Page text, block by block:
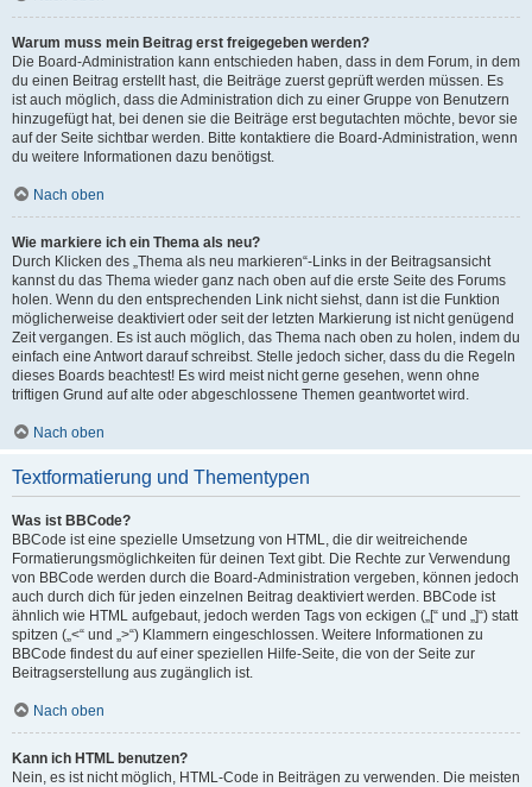
Warum muss mein Beitrag erst freigegeben werden?
Die Board-Administration kann entschieden haben, dass in dem Forum, in dem
du einen Beitrag erstellt hast, die Beiträge zuerst geprüft werden müssen. Es
ist auch möglich, dass die Administration dich zu einer Gruppe von Benutzern
hinzugefügt hat, bei denen sie die Beiträge erst begutachten möchte, bevor sie
auf der Seite sichtbar werden. Bitte kontaktiere die Board-Administration, wenn
du weitere Informationen dazu benötigst.
Nach oben
Wie markiere ich ein Thema als neu?
Durch Klicken des „Thema als neu markieren“-Links in der Beitragsansicht
kannst du das Thema wieder ganz nach oben auf die erste Seite des Forums
holen. Wenn du den entsprechenden Link nicht siehst, dann ist die Funktion
möglicherweise deaktiviert oder seit der letzten Markierung ist nicht genügend
Zeit vergangen. Es ist auch möglich, das Thema nach oben zu holen, indem du
einfach eine Antwort darauf schreibst. Stelle jedoch sicher, dass du die Regeln
dieses Boards beachtest! Es wird meist nicht gerne gesehen, wenn ohne
triftigen Grund auf alte oder abgeschlossene Themen geantwortet wird.
Nach oben
Textformatierung und Thementypen
Was ist BBCode?
BBCode ist eine spezielle Umsetzung von HTML, die dir weitreichende
Formatierungsmöglichkeiten für deinen Text gibt. Die Rechte zur Verwendung
von BBCode werden durch die Board-Administration vergeben, können jedoch
auch durch dich für jeden einzelnen Beitrag deaktiviert werden. BBCode ist
ähnlich wie HTML aufgebaut, jedoch werden Tags von eckigen („[“ und „]“) statt
spitzen („<“ und „>“) Klammern eingeschlossen. Weitere Informationen zu
BBCode findest du auf einer speziellen Hilfe-Seite, die von der Seite zur
Beitragserstellung aus zugänglich ist.
Nach oben
Kann ich HTML benutzen?
Nein, es ist nicht möglich, HTML-Code in Beiträgen zu verwenden. Die meisten